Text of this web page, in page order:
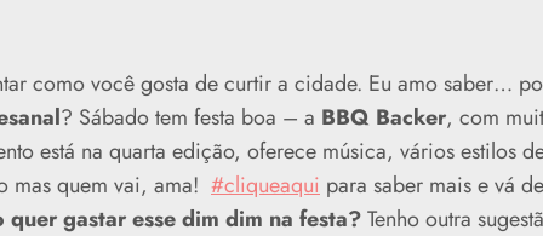
como você gosta de curtir a cidade. Eu amo saber…
? Sábado tem festa boa – a BBQ Backer, com
está na quarta edição, oferece música, vários estilos
mas quem vai, ama! #cliqueaqui para saber mais e vá
quer gastar esse dim dim na festa?Tenho outra